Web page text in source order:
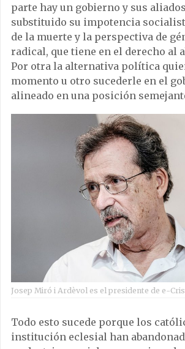
parte hay un gobierno y sus
substituido su impotencia
de la muerte y la perspectiva de
radical, que tiene en el derecho al
Por otra la alternativa política
momento u otro sucederle en el
alineado en una posición
Josep Miró i Ardèvol es el presidente de e-
Todo esto sucede porque los
institución eclesial han